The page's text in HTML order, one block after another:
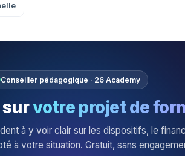
Conseiller pédagogique · 26 Academy
survotre projet de
à y voir clair sur les dispositifs, le
à votre situation. Gratuit, sans